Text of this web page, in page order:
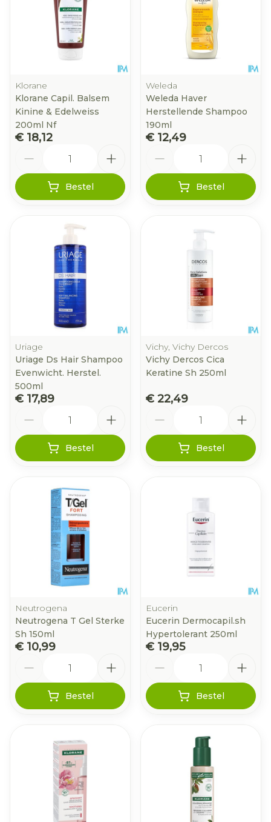
Klorane
Klorane Capil. Balsem
Kinine & Edelweiss
200ml Nf
€ 18,12
Bestel
Weleda
Weleda Haver
Herstellende Shampoo
190ml
€ 12,49
Bestel
Uriage
Uriage Ds Hair Shampoo
Evenwicht. Herstel.
500ml
€ 17,89
Bestel
Vichy, Vichy Dercos
Vichy Dercos Cica
Keratine Sh 250ml
€ 22,49
Bestel
Neutrogena
Neutrogena T Gel Sterke
Sh 150ml
€ 10,99
Bestel
Eucerin
Eucerin Dermocapil.sh
Hypertolerant 250ml
€ 19,95
Bestel